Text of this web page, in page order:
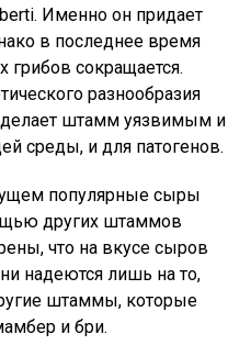
Именно он придает
в последнее время
сокращается.
разнообразия
делает штамм уязвимым и
среды, и для патогенов.
популярные сыры
других штаммов
что на вкусе сыров
надеются лишь на то,
штаммы, которые
и бри.